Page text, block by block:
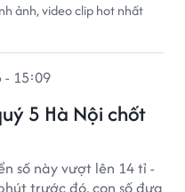
ảnh, video clip hot nhất
5 Hà Nội chốt
- 15:09
số này vượt lên 14 tỉ -
trước đó, con số đưa